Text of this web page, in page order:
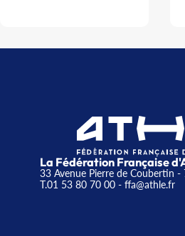
La Fédération Française
33 Avenue Pierre de Coubertin -
T.01 53 80 70 00- ffa@athle.fr